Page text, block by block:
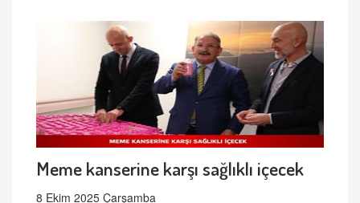
Meme kanserine karşı sağlıklı içecek
8 Ekim 2025 Çarşamba